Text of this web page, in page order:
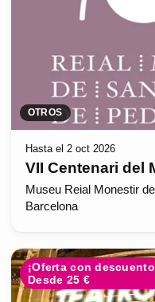
OTROS
Hasta el 2 oct 2026
VII Centenari del
Museu Reial Monestir
Barcelona
¡Oferta con
Desde 25 €